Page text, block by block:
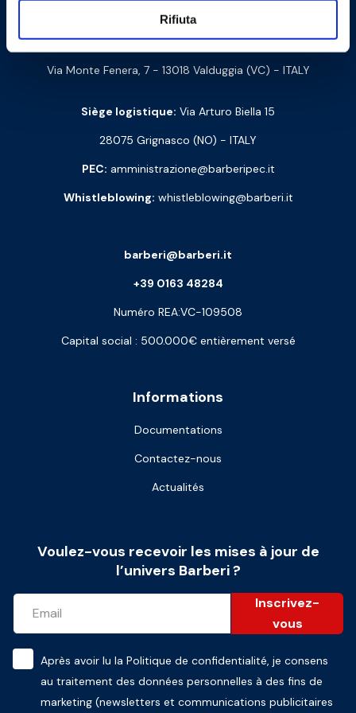
Rifiuta
Barberi Rubinetterie Industriali S.r.l. à un seul associé
Code d’identif. Fiscale et code TVA : 00252070024
Via Monte Fenera, 7 - 13018 Valduggia (VC) - ITALY
Siège logistique: Via Arturo Biella 15
28075 Grignasco (NO) - ITALY
PEC: amministrazione@barberipec.it
Whistleblowing: whistleblowing@barberi.it
Informations
Documentations
Contactez-nous
Actualités
barberi@barberi.it
+39 0163 48284
Numéro REA:VC-109508
Capital social : 500.000€ entièrement versé
Voulez-vous recevoir les mises à jour de
l’univers Barberi ?
Inscrivez-
vous
Après avoir lu la Politique de confidentialité, je consens
au traitement des données personnelles à des fins de
marketing (newsletters et communications publicitaires